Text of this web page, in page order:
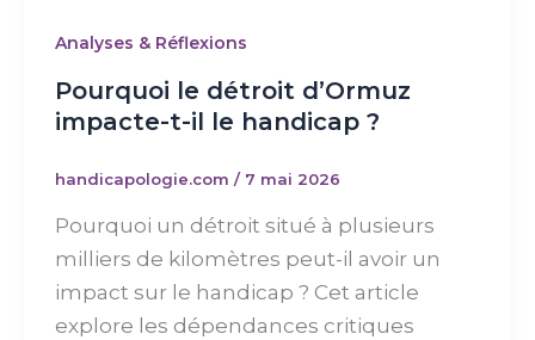
Analyses & Réflexions
Pourquoi le détroit d’Ormuz
impacte-t-il le handicap ?
handicapologie.com / 7 mai 2026
Pourquoi un détroit situé à plusieurs
milliers de kilomètres peut-il avoir un
impact sur le handicap ? Cet article
explore les dépendances critiques